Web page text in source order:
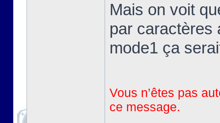
Mais on voit
par caractères
mode1 ça
Vous n’êtes pas
ce message.